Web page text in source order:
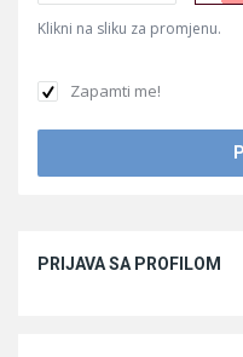
Klikni na sliku za promjenu.
Zapamti me!
PRIJAVA SA PROFILOM